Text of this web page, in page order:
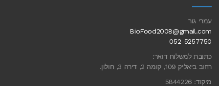
עמרי גור
BioFood2008@gmail.com
052-5257750
כתובת למשלוח דואר:
רחוב ביאליק 109, קומה 2, דירה 3, חולון.
מיקוד: 5844226